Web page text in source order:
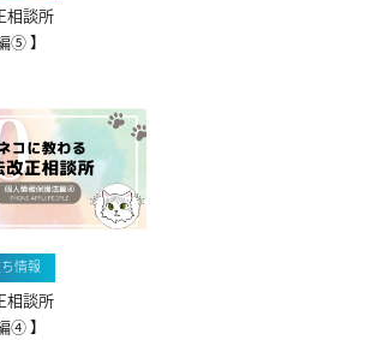
相談所
⑤ 】
情報
相談所
④ 】